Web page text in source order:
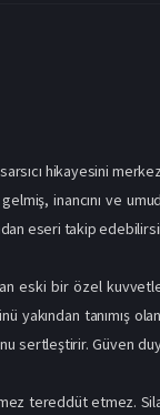
hikayesini
inancını ve
eseri takip
eski bir özel
yakından tanımış
sertleştirir. Güven
tereddüt etmez.